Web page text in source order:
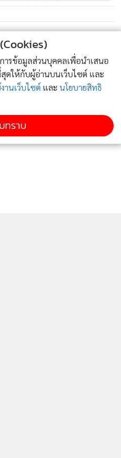
กุมล” สั่งรับมือน้ำท่วมโบราณ
าน
ารข้อมูลส่วนบุคคลเพื่อนำเสนอ
ให้กับผู้อ่านบนเว็บไซต์ และ
านเว็บไซต์ และ นโยบายสิทธิ
ทราบ